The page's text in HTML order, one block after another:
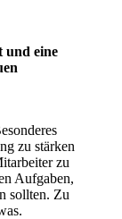
und eine
zu stärken
zu
Aufgaben,
sollten. Zu